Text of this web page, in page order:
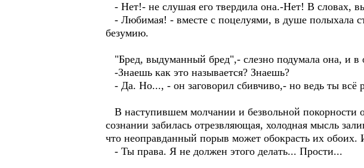
- Нет!- не слушая его твердила она.-Нет! В словах,
- Любимая! - вместе с поцелуями, в душе полыхала
безумию.
"Бред, выдуманный бред",- слезно подумала она, и в
-Знаешь как это называется? Знаешь?
- Да. Но..., - он заговорил сбивчиво,- но ведь ты всё
В наступившем молчании и безвольной покорности
сознании забилась отрезвляющая, холодная мысль
что неоправданный порыв может обокрасть их обоих.
- Ты права. Я не должен этого делать... Прости...